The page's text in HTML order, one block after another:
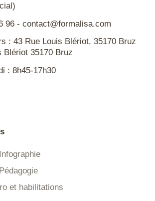
96 - contact@formalisa.com
: 43 Rue Louis Blériot, 35170 Bruz
Blériot 35170 Bruz
: 8h45-17h30
et habilitations